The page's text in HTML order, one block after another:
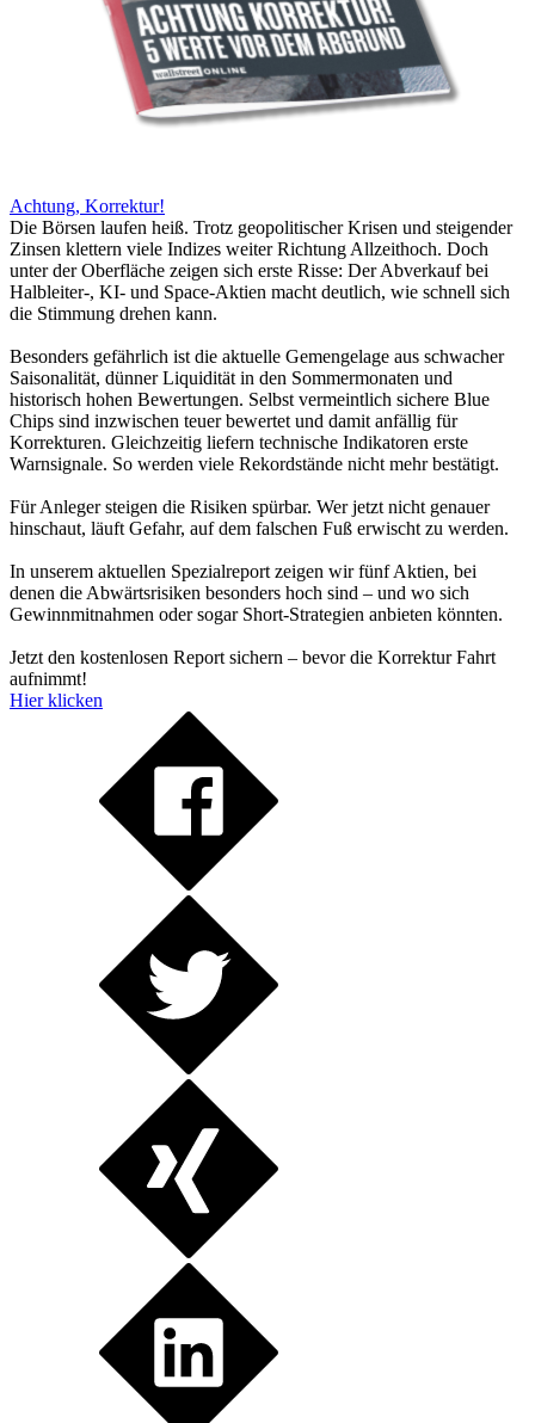
Achtung, Korrektur!
Die Börsen laufen heiß. Trotz geopolitischer Krisen und steigender
Zinsen klettern viele Indizes weiter Richtung Allzeithoch. Doch
unter der Oberfläche zeigen sich erste Risse: Der Abverkauf bei
Halbleiter-, KI- und Space-Aktien macht deutlich, wie schnell sich
die Stimmung drehen kann.
Besonders gefährlich ist die aktuelle Gemengelage aus schwacher
Saisonalität, dünner Liquidität in den Sommermonaten und
historisch hohen Bewertungen. Selbst vermeintlich sichere Blue
Chips sind inzwischen teuer bewertet und damit anfällig für
Korrekturen. Gleichzeitig liefern technische Indikatoren erste
Warnsignale. So werden viele Rekordstände nicht mehr bestätigt.
Für Anleger steigen die Risiken spürbar. Wer jetzt nicht genauer
hinschaut, läuft Gefahr, auf dem falschen Fuß erwischt zu werden.
In unserem aktuellen Spezialreport zeigen wir fünf Aktien, bei
denen die Abwärtsrisiken besonders hoch sind – und wo sich
Gewinnmitnahmen oder sogar Short-Strategien anbieten könnten.
Jetzt den kostenlosen Report sichern – bevor die Korrektur Fahrt
aufnimmt!
Hier klicken